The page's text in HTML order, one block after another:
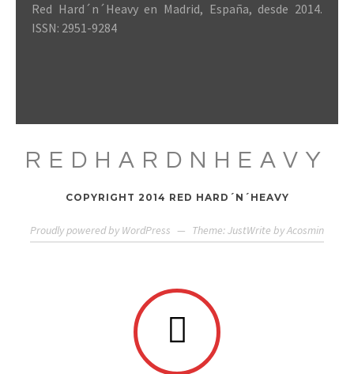
Red Hard´n´Heavy en Madrid, España, desde 2014.
ISSN: 2951-9284
REDHARDNHEAVY
COPYRIGHT 2014 RED HARD´N´HEAVY
Proudly powered by WordPress — Theme: JustWrite byAcosmin